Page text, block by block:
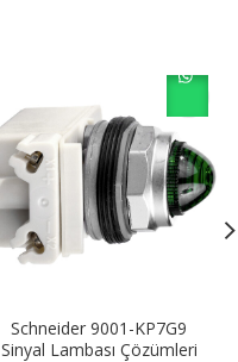
Schneider 9001-KP7G9
Sinyal Lambası Çözümleri